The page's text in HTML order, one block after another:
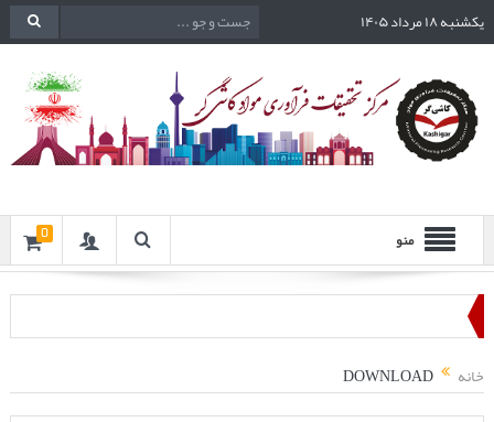
یکشنبه ۱۸ مرداد ۱۴۰۵
منو 0
خانه DOWNLOAD